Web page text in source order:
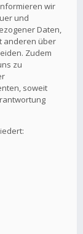
wir
und
Daten,
anderen über
Zudem
zu
soweit